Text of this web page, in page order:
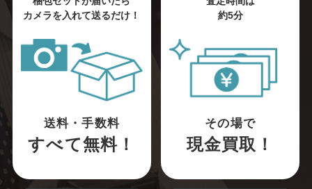
カメラを入れて送るだけ！
送料・手数料
すべて無料！
約5分
その場で
現金買取！